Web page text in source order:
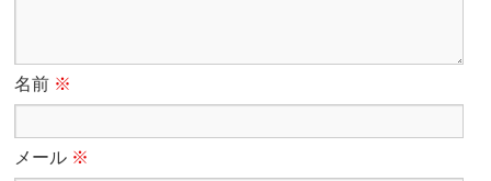
名前 ※
メール ※